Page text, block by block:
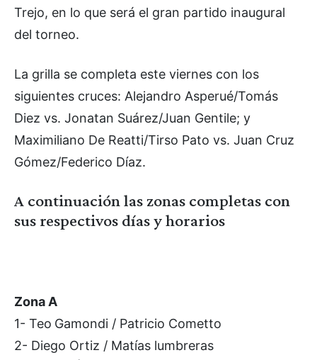
Trejo, en lo que será el gran partido inaugural
del torneo.
La grilla se completa este viernes con los
siguientes cruces: Alejandro Asperué/Tomás
Diez vs. Jonatan Suárez/Juan Gentile; y
Maximiliano De Reatti/Tirso Pato vs. Juan Cruz
Gómez/Federico Díaz.
A continuación las zonas completas con
sus respectivos días y horarios
Zona A
1- Teo Gamondi / Patricio Cometto
2- Diego Ortiz / Matías lumbreras